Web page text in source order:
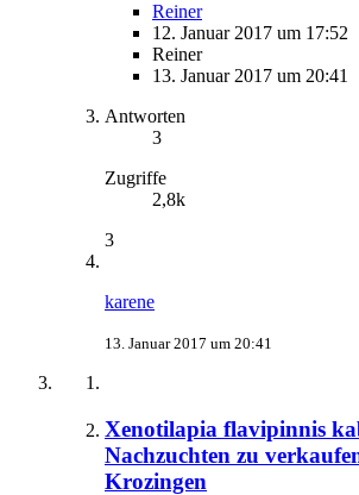
Reiner
12. Januar 2017 um 17:52
Reiner
13. Januar 2017 um 20:41
Antworten
3
Zugriffe
2,8k
3
karene
13. Januar 2017 um 20:41
Xenotilapia flavipinnis
Nachzuchten zu
Krozingen